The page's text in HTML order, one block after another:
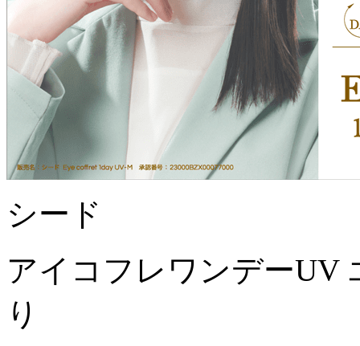
シード
アイコフレワンデーUV
り